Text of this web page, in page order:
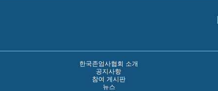
한국존엄사협회 소개
공지사항
참여 게시판
뉴스